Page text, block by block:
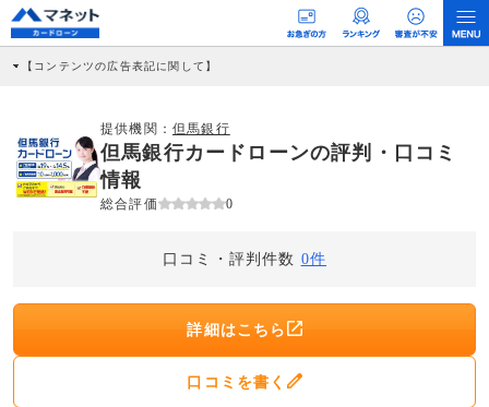
【コンテンツの広告表記に関して】
商品を根拠なくPRするものではなく、当編集部の調査／ユーザーへの口コミ収集な
どに基づき、公平性を担保した情報提供を行っています。
>提携企業一覧
提供機関： 但馬銀行
但馬銀行カードローンの評判・口コミ
情報
総合評価 0
口コミ・評判件数 0件
詳細はこちら
口コミを書く